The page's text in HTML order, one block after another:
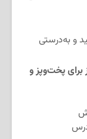
و به‌درستی
برای پخت‌وپز و